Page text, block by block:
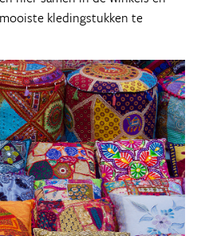
kledingstukken te